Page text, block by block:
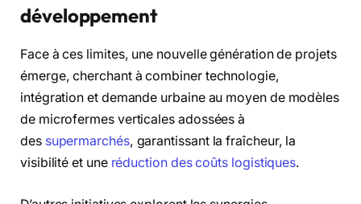
développement
Face à ces limites, une nouvelle génération de projets
émerge, cherchant à combiner technologie,
intégration et demande urbaine au moyen de modèles
de microfermes verticales adossées à
des supermarchés, garantissant la fraîcheur, la
visibilité et une réduction des coûts logistiques.